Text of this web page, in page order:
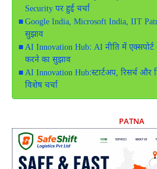
Security पर हुई चर्चा
Google India, Microsoft India, IIT
सुझाव
AI Innovation Hub: AI नीति में एक्सपोर्ट
करने का सुझाव
AI Innovation Hub:स्टार्टअप, रिसर्च और
विशेष चर्चा
PATNA